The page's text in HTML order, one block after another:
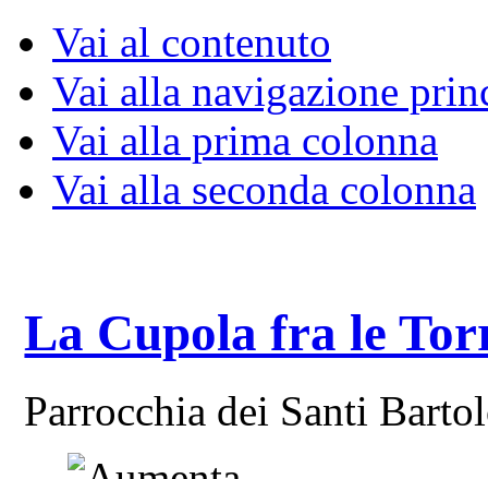
Vai al contenuto
Vai alla navigazione
Vai alla prima colonna
Vai alla seconda colonna
La Cupola fra le
Parrocchia dei Santi